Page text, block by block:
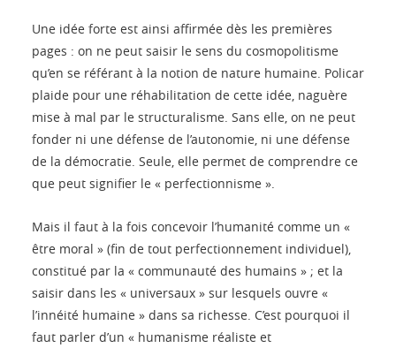
Une idée forte est ainsi affirmée dès les premières
pages : on ne peut saisir le sens du cosmopolitisme
qu’en se référant à la notion de nature humaine. Policar
plaide pour une réhabilitation de cette idée, naguère
mise à mal par le structuralisme. Sans elle, on ne peut
fonder ni une défense de l’autonomie, ni une défense
de la démocratie. Seule, elle permet de comprendre ce
que peut signifier le « perfectionnisme ».
Mais il faut à la fois concevoir l’humanité comme un «
être moral » (fin de tout perfectionnement individuel),
constitué par la « communauté des humains » ; et la
saisir dans les « universaux » sur lesquels ouvre «
l’innéité humaine » dans sa richesse. C’est pourquoi il
faut parler d’un « humanisme réaliste et